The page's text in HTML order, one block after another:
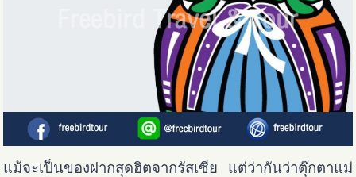
แม้จะเป็นของฝากสุดฮิตจากรัสเซีย แต่ว่ากันว่าตุ๊กตาแม่